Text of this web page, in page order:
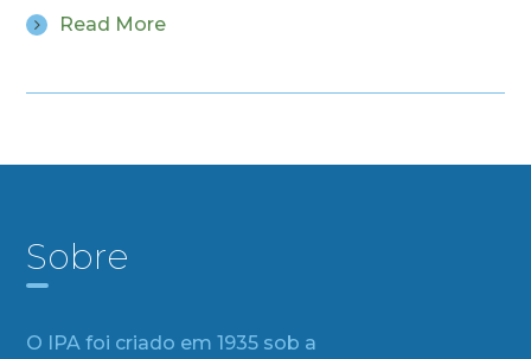
Read More
Sobre
O IPA foi criado em 1935 sob a